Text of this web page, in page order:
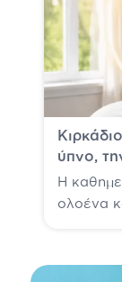
ύπνο,
Η
ολοένα